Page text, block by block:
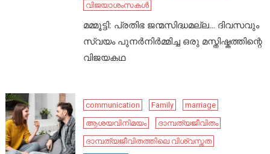
വിജയാശംസകൾ
മമ്മൂട്ടി: പ്രതിഭ ജന്മസിദ്ധമല്ല… ദിവസവും
സ്വയം പുനർനിർമ്മിച്ച ഒരു മസ്തിഷ്കത്തിന്റെ
വിജയകഥ
communication Family
marriage
ആശയവിനിമയം
ദാമ്പത്യജീവിതം
ദാമ്പത്യജീവിതത്തിലെ വിശ്വസ്തത